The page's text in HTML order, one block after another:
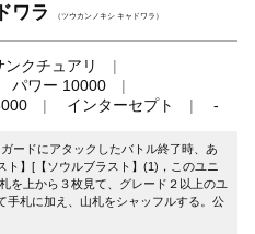
ワラ （ツウカンノキシ キャドワラ）
ンクチュアリ
パワー 10000
インターセプト -
ードにアタックしたバトル終了時、あ
ト】[【ソウルブラスト】(1)，このユニ
を上から３枚見て、グレード２以上のユ
手札に加え、山札をシャッフルする。公